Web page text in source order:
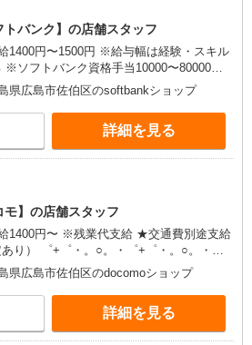
トバンク】の店舗スタッフ
1400円〜1500円 ※給与幅は経験・スキル
※ソフトバンク資格手当10000〜80000円/
業代支給 ★交通費別途支給（規定あり）
。○。・゜+゜・。○。・゜+゜ 入社祝い金
) お友達を紹介頂くと, インセン
) ★月2回払い・週払い可能（規
゜・。○。・゜+゜・。○。・゜+゜
県広島市佐伯区のsoftbankショップ
詳細を見る
モ】の店舗スタッフ
1400円〜 ※残業代支給 ★交通費別途支給
○。・゜+゜・。○。・゜
い金10万円支給(規定有) お友達を紹介
ンセンティブ支給(規定有) ★月2回払
い可能（規程有）★ ゜・。○。・゜
○。・゜+゜
県広島市佐伯区のdocomoショップ
詳細を見る